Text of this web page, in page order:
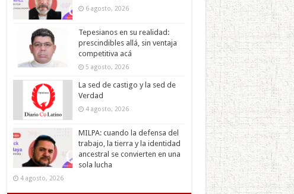
6 agosto, 2026
Tepesianos en su realidad:
prescindibles allá, sin ventaja
competitiva acá
5 agosto, 2026
La sed de castigo y la sed de
Verdad
4 agosto, 2026
MILPA: cuando la defensa del
trabajo, la tierra y la identidad
ancestral se convierten en una
sola lucha
4 agosto, 2026